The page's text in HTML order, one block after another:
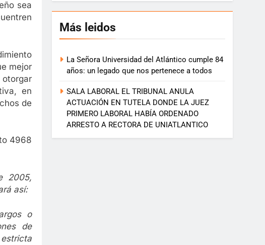
sea
mejor
en
de
4968
2005,
así:
o
de
Más leidos
La Señora Universidad del Atlántico cumple 84
años: un legado que nos pertenece a todos
SALA LABORAL EL TRIBUNAL ANULA
ACTUACIÓN EN TUTELA DONDE LA JUEZ
PRIMERO LABORAL HABÍA ORDENADO
ARRESTO A RECTORA DE UNIATLANTICO